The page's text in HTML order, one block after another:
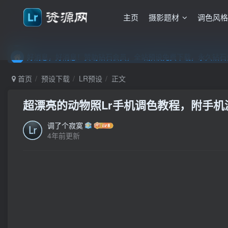
主页 摄影题材 调色风格
好消息，好消息！赞助钻石会员，全站预设免费下载，永久
首页 预设下载 LR预设 正文
超漂亮的动物照Lr手机调色教程，附手
调了个寂寞
4年前更新